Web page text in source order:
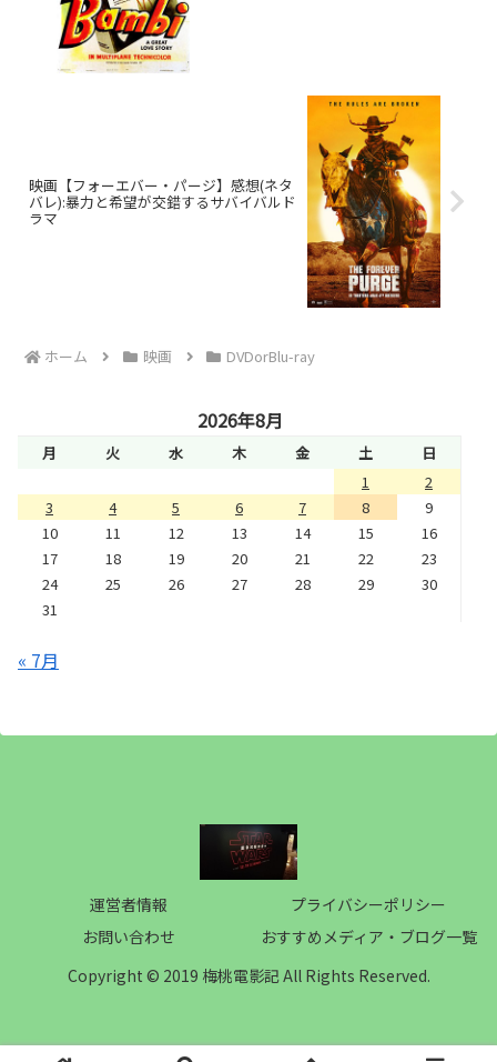
映画【フォーエバー・パージ】感想(ネタ
バレ):暴力と希望が交錯するサバイバルド
ラマ
ホーム 映画 DVDorBlu-ray
2026年8月
月 火 水 木 金 土
日
1
2
3
4 5 6 7 8
9
10
11 12 13 14 15
16
17
18 19 20 21 22
23
24
25 26 27 28 29
30
31
« 7月
運営者情報
プライバシーポリシー
お問い合わせ
おすすめメディア・ブログ一覧
Copyright © 2019 梅桃電影記 All Rights Reserved.